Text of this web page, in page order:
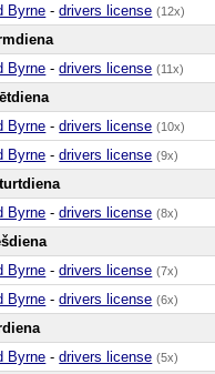
Byrne -drivers license (12x)
Byrne -drivers license (11x)
Byrne -drivers license (10x)
Byrne -drivers license (9x)
Byrne -drivers license (8x)
Byrne -drivers license (7x)
Byrne -drivers license (6x)
Byrne -drivers license (5x)